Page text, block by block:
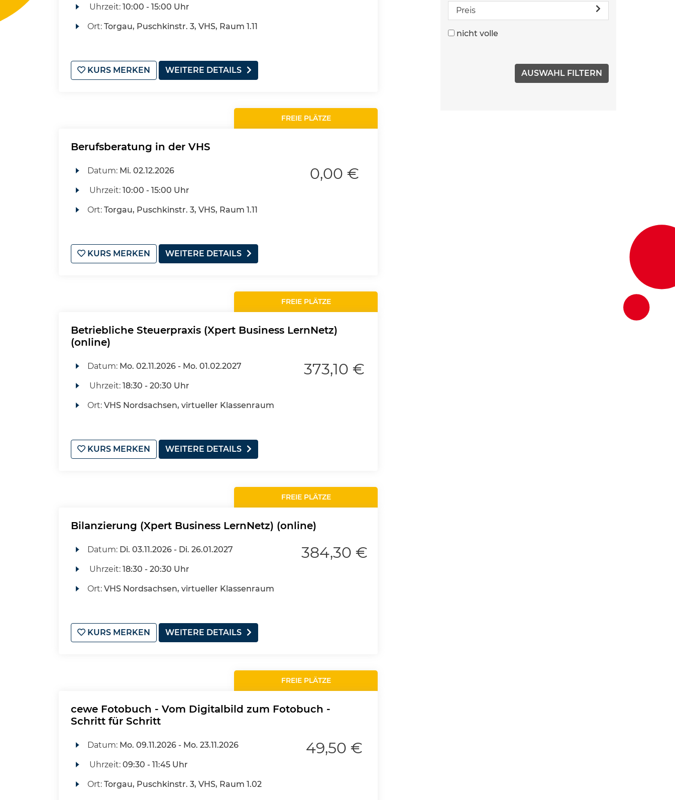
Uhrzeit: 10:00 - 15:00 Uhr
Ort: Torgau, Puschkinstr. 3, VHS, Raum 1.11
KURS MERKEN WEITERE DETAILS
FREIE PLÄTZE
Berufsberatung in der VHS
Datum: Mi. 02.12.2026
Uhrzeit: 10:00 - 15:00 Uhr
Ort: Torgau, Puschkinstr. 3, VHS, Raum 1.11
0,00 €
KURS MERKEN WEITERE DETAILS
FREIE PLÄTZE
Betriebliche Steuerpraxis (Xpert Business LernNetz)
(online)
Datum: Mo. 02.11.2026 - Mo. 01.02.2027
Uhrzeit: 18:30 - 20:30 Uhr
Ort: VHS Nordsachsen, virtueller Klassenraum
373,10 €
KURS MERKEN WEITERE DETAILS
FREIE PLÄTZE
Bilanzierung (Xpert Business LernNetz) (online)
Datum: Di. 03.11.2026 - Di. 26.01.2027
Uhrzeit: 18:30 - 20:30 Uhr
Ort: VHS Nordsachsen, virtueller Klassenraum
384,30 €
KURS MERKEN WEITERE DETAILS
FREIE PLÄTZE
cewe Fotobuch - Vom Digitalbild zum Fotobuch -
Schritt für Schritt
Datum: Mo. 09.11.2026 - Mo. 23.11.2026
Uhrzeit: 09:30 - 11:45 Uhr
Ort: Torgau, Puschkinstr. 3, VHS, Raum 1.02
49,50 €
Preis
nicht volle